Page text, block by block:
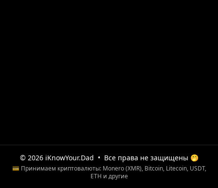
© 2026 iKnowYour.Dad • Все права не защищены 🤭
💳 Принимаем криптовалюты: Monero (XMR), Bitcoin, Litecoin, USDT,
ETH и другие